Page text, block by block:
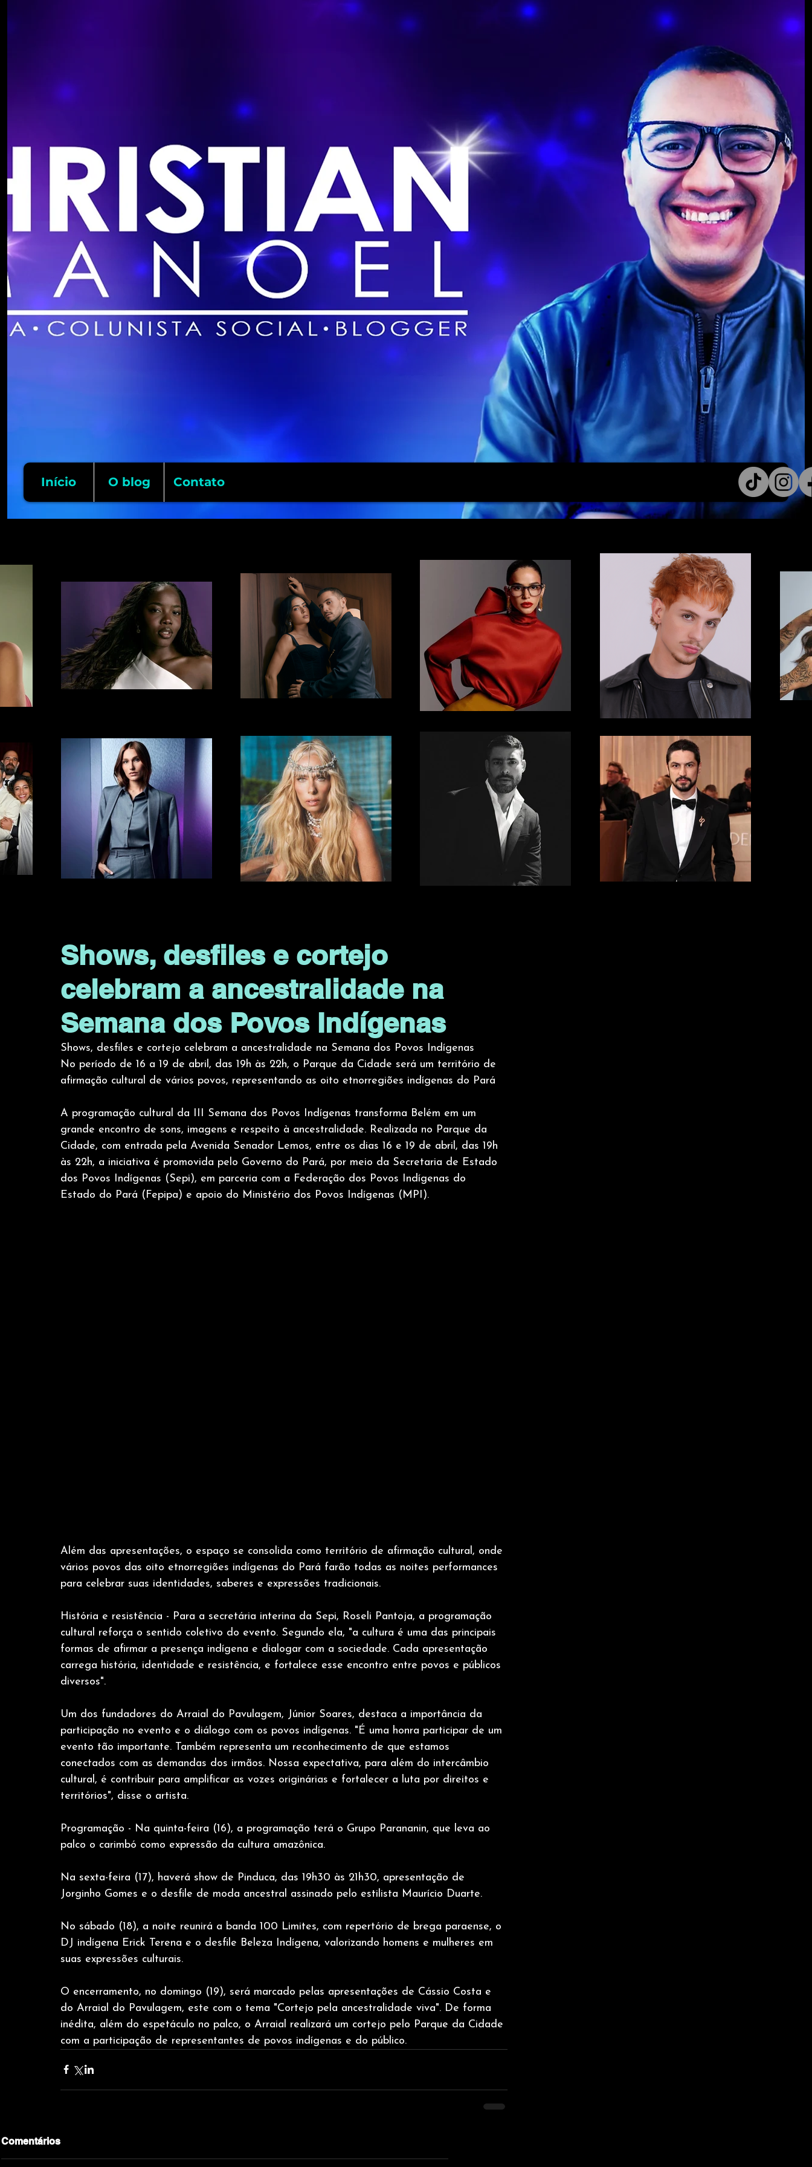
Início O blog Contato
Shows, desfiles e cortejo
celebram a ancestralidade na
Semana dos Povos Indígenas
Shows, desfiles e cortejo celebram a ancestralidade na Semana dos Povos Indígenas
No período de 16 a 19 de abril, das 19h às 22h, o Parque da Cidade será um território de
afirmação cultural de vários povos, representando as oito etnorregiões indígenas do Pará
A programação cultural da III Semana dos Povos Indígenas transforma Belém em um
grande encontro de sons, imagens e respeito à ancestralidade. Realizada no Parque da
Cidade, com entrada pela Avenida Senador Lemos, entre os dias 16 e 19 de abril, das 19h
às 22h, a iniciativa é promovida pelo Governo do Pará, por meio da Secretaria de Estado
dos Povos Indígenas (Sepi), em parceria com a Federação dos Povos Indígenas do
Estado do Pará (Fepipa) e apoio do Ministério dos Povos Indígenas (MPI).
Além das apresentações, o espaço se consolida como território de afirmação cultural, onde
vários povos das oito etnorregiões indígenas do Pará farão todas as noites performances
para celebrar suas identidades, saberes e expressões tradicionais.
História e resistência - Para a secretária interina da Sepi, Roseli Pantoja, a programação
cultural reforça o sentido coletivo do evento. Segundo ela, "a cultura é uma das principais
formas de afirmar a presença indígena e dialogar com a sociedade. Cada apresentação
carrega história, identidade e resistência, e fortalece esse encontro entre povos e públicos
diversos".
Um dos fundadores do Arraial do Pavulagem, Júnior Soares, destaca a importância da
participação no evento e o diálogo com os povos indígenas. "É uma honra participar de um
evento tão importante. Também representa um reconhecimento de que estamos
conectados com as demandas dos irmãos. Nossa expectativa, para além do intercâmbio
cultural, é contribuir para amplificar as vozes originárias e fortalecer a luta por direitos e
territórios", disse o artista.
Programação - Na quinta-feira (16), a programação terá o Grupo Parananin, que leva ao
palco o carimbó como expressão da cultura amazônica.
Na sexta-feira (17), haverá show de Pinduca, das 19h30 às 21h30, apresentação de
Jorginho Gomes e o desfile de moda ancestral assinado pelo estilista Maurício Duarte.
No sábado (18), a noite reunirá a banda 100 Limites, com repertório de brega paraense, o
DJ indígena Erick Terena e o desfile Beleza Indígena, valorizando homens e mulheres em
suas expressões culturais.
O encerramento, no domingo (19), será marcado pelas apresentações de Cássio Costa e
do Arraial do Pavulagem, este com o tema "Cortejo pela ancestralidade viva". De forma
inédita, além do espetáculo no palco, o Arraial realizará um cortejo pelo Parque da Cidade
com a participação de representantes de povos indígenas e do público.
Comentários